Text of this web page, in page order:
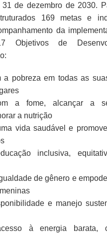
31 de dezembro de 2030.
169 metas e
da
de
a pobreza em todas as
a fome, alcançar a
a nutrição
vida saudável e
inclusiva,
de gênero e
e manejo
à energia barata,